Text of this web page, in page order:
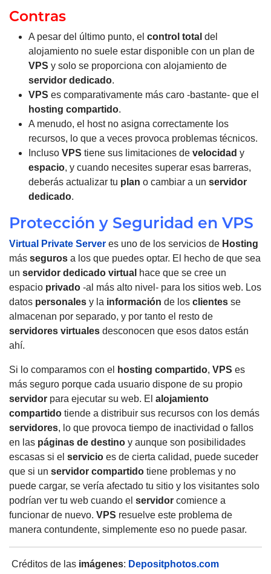
Contras
A pesar del último punto, el control total del
alojamiento no suele estar disponible con un plan de
VPS y solo se proporciona con alojamiento de
servidor dedicado.
VPS es comparativamente más caro -bastante- que el
hosting compartido.
A menudo, el host no asigna correctamente los
recursos, lo que a veces provoca problemas técnicos.
Incluso VPS tiene sus limitaciones de velocidad y
espacio, y cuando necesites superar esas barreras,
deberás actualizar tu plan o cambiar a un servidor
dedicado.
Protección y Seguridad en VPS
Virtual Private Server es uno de los servicios de Hosting
más seguros a los que puedes optar. El hecho de que sea
un servidor dedicado virtual hace que se cree un
espacio privado -al más alto nivel- para los sitios web. Los
datos personales y la información de los clientes se
almacenan por separado, y por tanto el resto de
servidores virtuales desconocen que esos datos están
ahí.
Si lo comparamos con el hosting compartido, VPS es
más seguro porque cada usuario dispone de su propio
servidor para ejecutar su web. El alojamiento
compartido tiende a distribuir sus recursos con los demás
servidores, lo que provoca tiempo de inactividad o fallos
en las páginas de destino y aunque son posibilidades
escasas si el servicio es de cierta calidad, puede suceder
que si un servidor compartido tiene problemas y no
puede cargar, se vería afectado tu sitio y los visitantes solo
podrían ver tu web cuando el servidor comience a
funcionar de nuevo. VPS resuelve este problema de
manera contundente, simplemente eso no puede pasar.
Créditos de las imágenes: Depositphotos.com